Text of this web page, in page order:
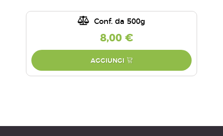
Conf. da 500g
8,00 €
AGGIUNGI